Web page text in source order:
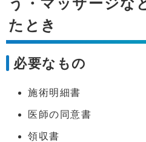
たとき
必要なもの
施術明細書
医師の同意書
領収書